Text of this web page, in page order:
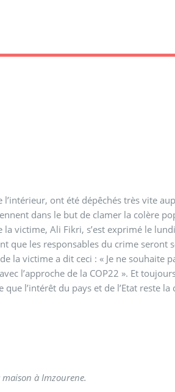
ont été dépêchés très vite
dans le but de clamer la colère
victime, Ali Fikri, s’est exprimé le
que les responsables du crime seront
la victime a dit ceci : « Je ne souhaite
l’approche de la COP22 ». Et
l’intérêt du pays et de l’Etat reste la
à Imzourene.